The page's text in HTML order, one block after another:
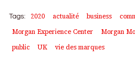
Tags: 2020 actualité business
Morgan Experience Center
Morgan
public
UK vie des marques